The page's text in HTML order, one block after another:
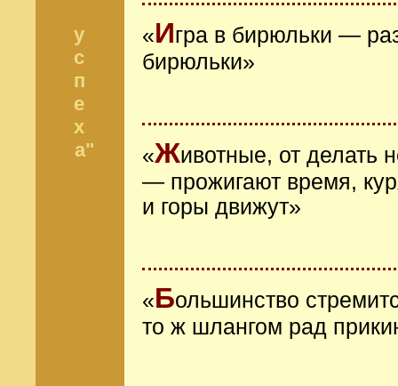
у
с
п
е
х
а"
«Игра в бирюльки —
бирюльки»
«Животные, от делать
— прожигают время,
и горы движут»
«Большинство
то ж шлангом рад